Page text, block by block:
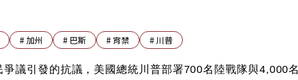
# 加州 # 巴斯 # 宵禁 #川普
爭議引發的抗議，美國總統川普部署700名陸戰隊與4,000名